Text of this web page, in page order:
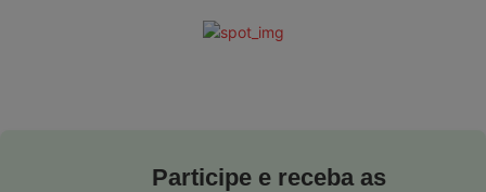
Participe e receba as